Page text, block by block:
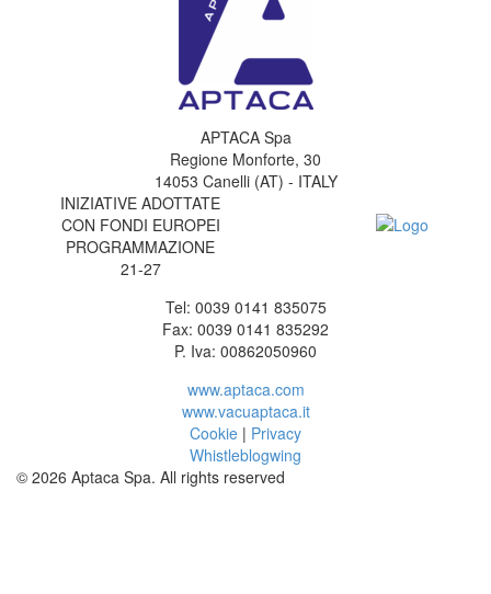
APTACA Spa
Regione Monforte, 30
14053 Canelli (AT) - ITALY
INIZIATIVE ADOTTATE
CON FONDI EUROPEI
PROGRAMMAZIONE
21-27
Tel: 0039 0141 835075
Fax: 0039 0141 835292
P. Iva: 00862050960
www.aptaca.com
www.vacuaptaca.it
Cookie | Privacy
Whistleblogwing
© 2026 Aptaca Spa. All rights reserved